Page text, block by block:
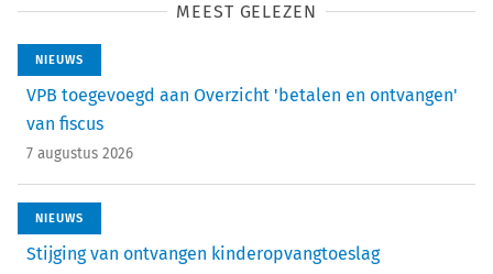
MEEST GELEZEN
NIEUWS
VPB toegevoegd aan Overzicht 'betalen en ontvangen'
van fiscus
7 augustus 2026
NIEUWS
Stijging van ontvangen kinderopvangtoeslag